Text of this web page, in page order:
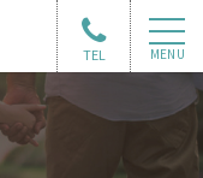
MENU
TEL